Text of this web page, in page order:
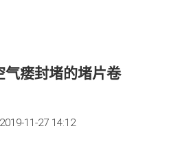
气瘘封堵的堵片卷
11-27 14:12